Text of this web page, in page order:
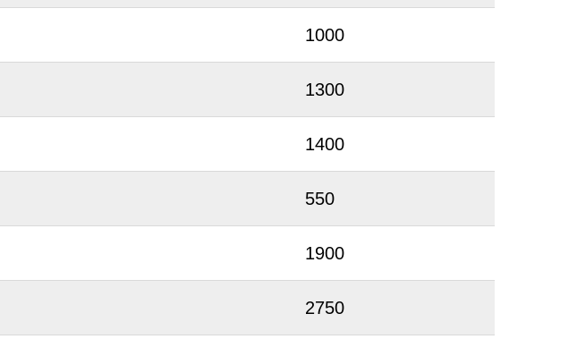
1000
1300
1400
550
1900
2750